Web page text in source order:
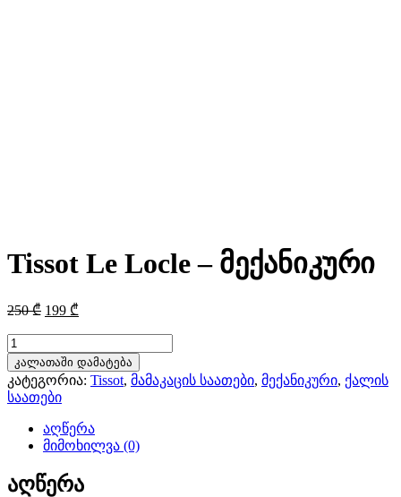
Tissot Le Locle – მექანიკური
250₾ Original
was:
250 ₾.
199 ₾
is:
199 ₾.
რაოდენობა:
Tissot
Le
Locle
-
მექანიკური
კალათაში დამატება
კატეგორია: Tissot, მამაკაცის საათები, მექანიკური, ქალის
საათები
აღწერა
მიმოხილვა (0)
აღწერა